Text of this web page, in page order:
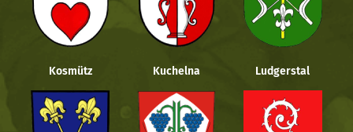
Kosmütz Kuchelna Ludgerstal